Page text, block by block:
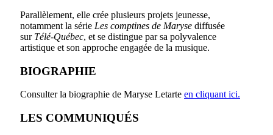
Parallèlement, elle crée plusieurs projets jeunesse,
notamment la série Les comptines de Maryse diffusée
sur Télé-Québec, et se distingue par sa polyvalence
artistique et son approche engagée de la musique.
BIOGRAPHIE
Consulter la biographie de Maryse Letarte en cliquant ici.
LES COMMUNIQUÉS